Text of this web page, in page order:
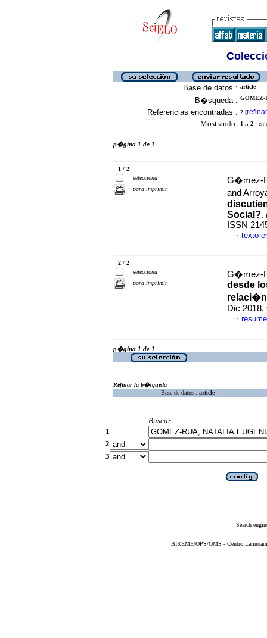
Base de datos : article
B�squeda : GOMEZ-
Referencias encontradas : 2 [refinar
Mostrando: 1 .. 2 en
p�gina 1 de 1
1 / 2
selecciona
para imprimir
G�mez-
and
Social?.
ISSN
· texto
2 / 2
selecciona
para imprimir
G�mez-
desde
Dic 2018,
·
p�gina 1 de 1
Refinar la b�squeda
Base de datos : article
Buscar
1
2
3
Search
BIREME/OPS/OMS - Centro